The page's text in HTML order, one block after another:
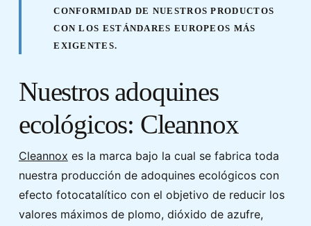
CONFORMIDAD DE NUESTROS PRODUCTOS
CON LOS ESTÁNDARES EUROPEOS MÁS
EXIGENTES.
Nuestros adoquines
ecológicos: Cleannox
Cleannox es la marca bajo la cual se fabrica toda
nuestra producción de adoquines ecológicos con
efecto fotocatalítico con el objetivo de reducir los
valores máximos de plomo, dióxido de azufre,